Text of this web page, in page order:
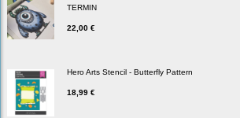
TERMIN
22,00 €
Hero Arts Stencil - Butterfly Pattern
18,99 €